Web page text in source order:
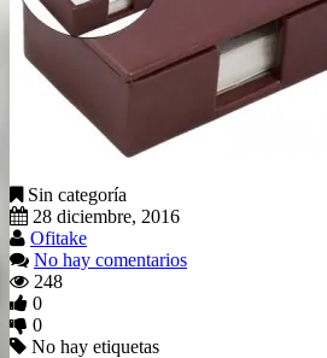
Sin categoría
28 diciembre, 2016
Ofitake
No hay comentarios
248
0
0
No hay etiquetas